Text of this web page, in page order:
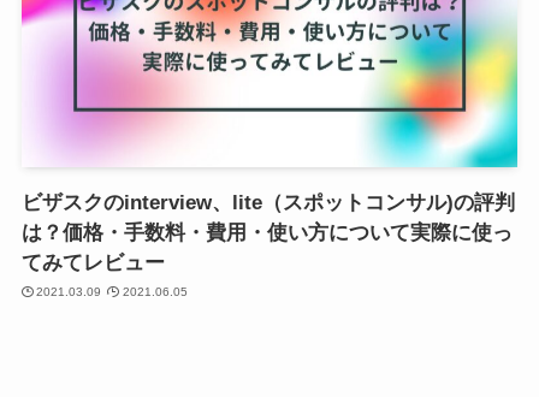
ビザスクのinterview、lite（スポットコンサル)の評判
は？価格・手数料・費用・使い方について実際に使っ
てみてレビュー
2021.03.09 2021.06.05